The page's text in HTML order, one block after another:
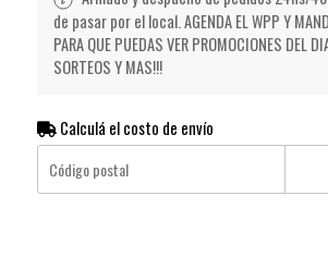
de pasar por el local. AGENDA EL WPP Y
PARA QUE PUEDAS VER PROMOCIONES DEL
SORTEOS Y MAS!!!
Calculá el costo de envío